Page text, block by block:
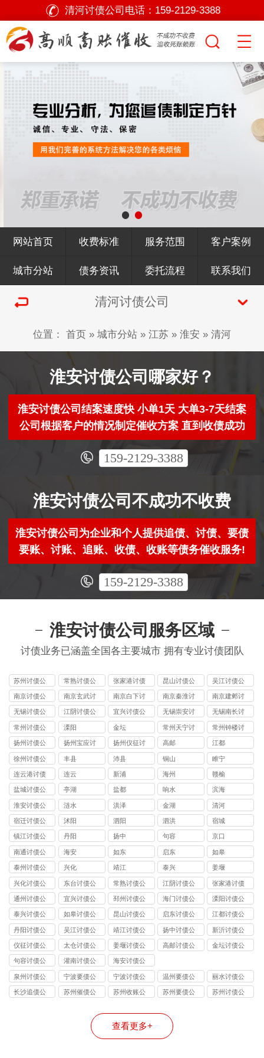
清河讨债公司电话： 159-2129-3388
网站首页 收费标准 服务范围 客户案例
城市分站 债务资讯 委托流程 联系我们
清河讨债公司
位置： 首页 » 城市分站 » 江苏 » 淮安 » 清河
淮安讨债公司哪家好？
淮安讨债公司结案速度快 小单1天 大单3-7天结案
公司根据客户的情况制定催收方案 直到收债成功
159-2129-3388
淮安讨债公司不成功不收费
淮安讨债公司为企业和个人提供追债、讨债、要债
要账、讨账、追账、收债、收账等债务催收服务!
159-2129-3388
淮安讨债公司服务区域
讨债业务已涵盖全国各主要城市 拥有专业讨债团队
苏州讨债公
司
常熟讨债公
司
张家港讨债
公司
昆山讨债公
司
吴江讨债公
司
南京讨债公
司
南京玄武讨
债公司
南京白下讨
债公司
南京秦淮讨
债公司
南京建邺讨
债公司
无锡讨债公
司
江阴讨债公
司
宜兴讨债公
司
无锡崇安讨
债公司
无锡南长讨
债公司
常州讨债公
司
溧阳 金坛
常州天宁讨
债公司
常州钟楼讨
债公司
扬州讨债公
司
扬州宝应讨
债公司
扬州仪征讨
债公司
高邮 江都
徐州讨债公
司
丰县 沛县 铜山 睢宁
连云港讨债
公司
连云 新浦 海州 赣榆
盐城讨债公
司
亭湖 盐都 响水 滨海
淮安讨债公
司
涟水 洪泽 金湖 清河
宿迁讨债公
司
沭阳 泗阳 泗洪 宿城
镇江讨债公
司
丹阳 扬中 句容 京口
南通讨债公
司
海安 如东 启东 如皋
泰州讨债公
司
兴化 靖江 泰兴 姜堰
兴化讨债公
司
东台讨债公
司
常熟讨债公
司
江阴讨债公
司
张家港讨债
公司
通州讨债公
司
宜兴讨债公
司
邳州讨债公
司
海门讨债公
司
溧阳讨债公
司
泰兴讨债公
司
如皋讨债公
司
昆山讨债公
司
启东讨债公
司
江都讨债公
司
丹阳讨债公
司
吴江讨债公
司
靖江讨债公
司
扬中讨债公
司
新沂讨债公
司
仪征讨债公
司
太仓讨债公
司
姜堰讨债公
司
高邮讨债公
金坛讨债公
句容讨债公
司
灌南讨债公
司
海安讨债公
司
泉州讨债公
司
宁波要债公
司
宁波讨债公
司
温州要债公
司
丽水讨债公
司
长沙追债公
苏州催债公
苏州收账公
苏州要债公
苏州讨债公
查看更多+